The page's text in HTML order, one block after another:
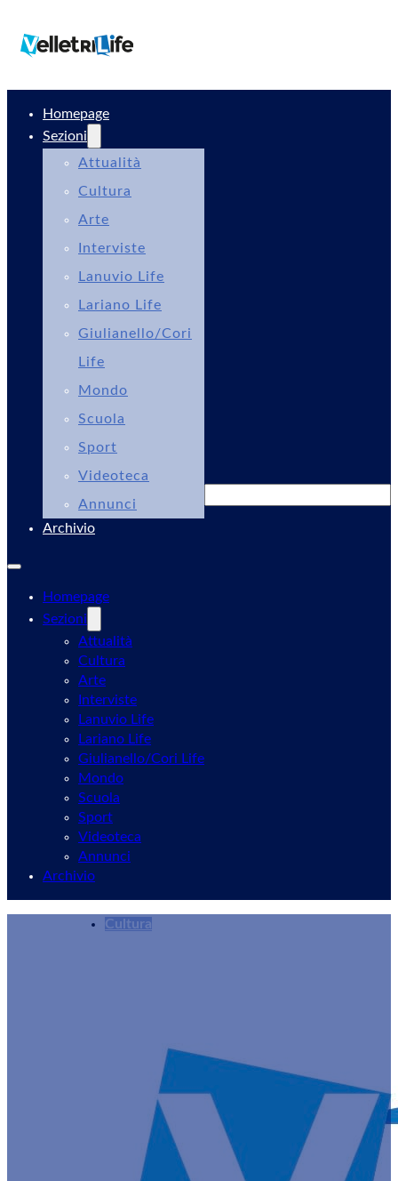
Homepage
Sezioni
Attualità
Cultura
Arte
Interviste
Lanuvio Life
Lariano Life
Giulianello/Cori
Life
Mondo
Scuola
Sport
Videoteca
Annunci
Archivio
Homepage
Sezioni
Attualità
Cultura
Arte
Interviste
Lanuvio Life
Lariano Life
Giulianello/Cori Life
Mondo
Scuola
Sport
Videoteca
Annunci
Archivio
Cultura